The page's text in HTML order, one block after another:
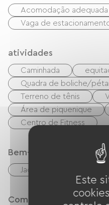
Acomodação adequada
Vaga de
atividades
Caminhada
Quadra de boliche/
Terreno de tênis
Área de piquenique
Centro de Fitness
Bem-estar
Jaccuzi
Comfort
Este